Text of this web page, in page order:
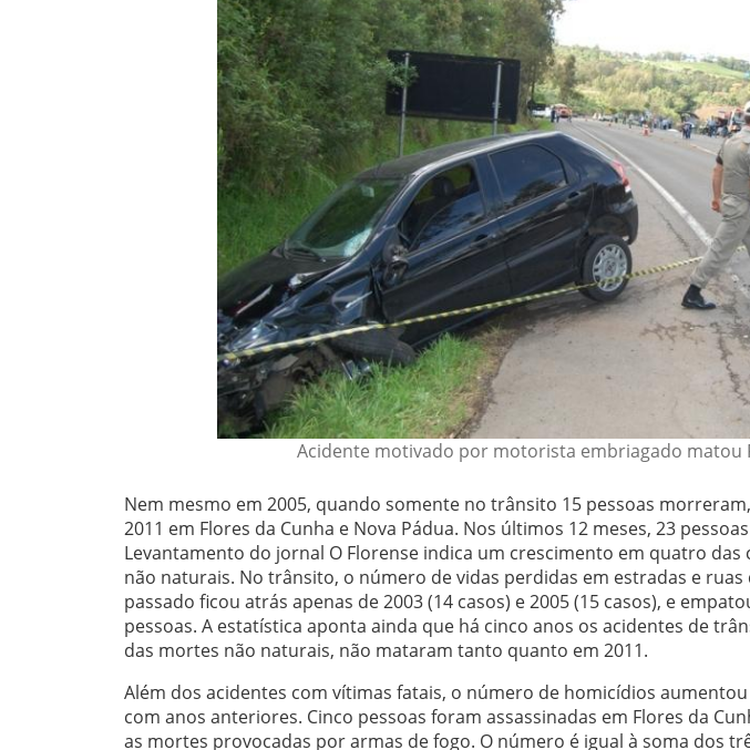
Acidente motivado por motorista embriagado matou
Nem mesmo em 2005, quando somente no trânsito 15 pessoas
2011 em Flores da Cunha e Nova Pádua. Nos últimos 12 meses, 23
Levantamento do jornal O Florense indica um crescimento em quatro
não naturais. No trânsito, o número de vidas perdidas em estradas e
passado ficou atrás apenas de 2003 (14 casos) e 2005 (15 casos), e
pessoas. A estatística aponta ainda que há cinco anos os acidentes de
das mortes não naturais, não mataram tanto quanto em 2011.
Além dos acidentes com vítimas fatais, o número de homicídios
com anos anteriores. Cinco pessoas foram assassinadas em Flores da
as mortes provocadas por armas de fogo. O número é igual à soma dos